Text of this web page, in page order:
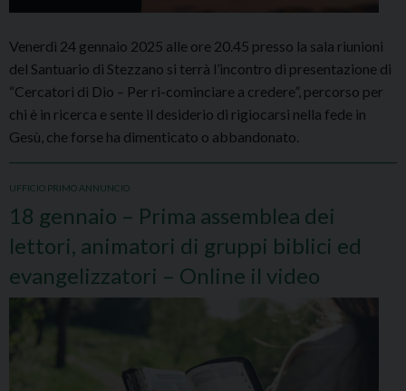
Venerdì 24 gennaio 2025 alle ore 20.45 presso la sala riunioni
del Santuario di Stezzano si terrà l’incontro di presentazione di
“Cercatori di Dio – Per ri-cominciare a credere”, percorso per
chi è in ricerca e sente il desiderio di rigiocarsi nella fede in
Gesù, che forse ha dimenticato o abbandonato.
UFFICIO PRIMO ANNUNCIO
18 gennaio – Prima assemblea dei
lettori, animatori di gruppi biblici ed
evangelizzatori – Online il video